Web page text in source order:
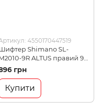
4550170447519
Shimano SL-
9R ALTUS правий 9-
трос (SLM20109RA)
грн
Купити